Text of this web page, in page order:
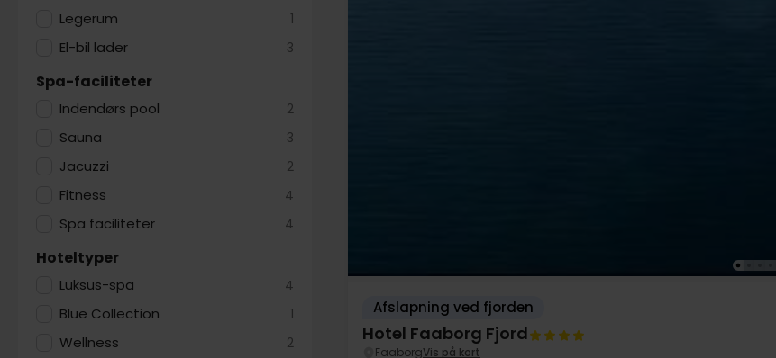
Legerum 1
El-bil lader 3
Spa-faciliteter
Indendørs pool 2
Sauna 3
Jacuzzi 2
Fitness 4
Spa faciliteter 4
Hoteltyper
Luksus-spa 4
Blue Collection 1
Wellness 2
Afslapning ved fjorden
Hotel Faaborg Fjord
FaaborgVis på kort